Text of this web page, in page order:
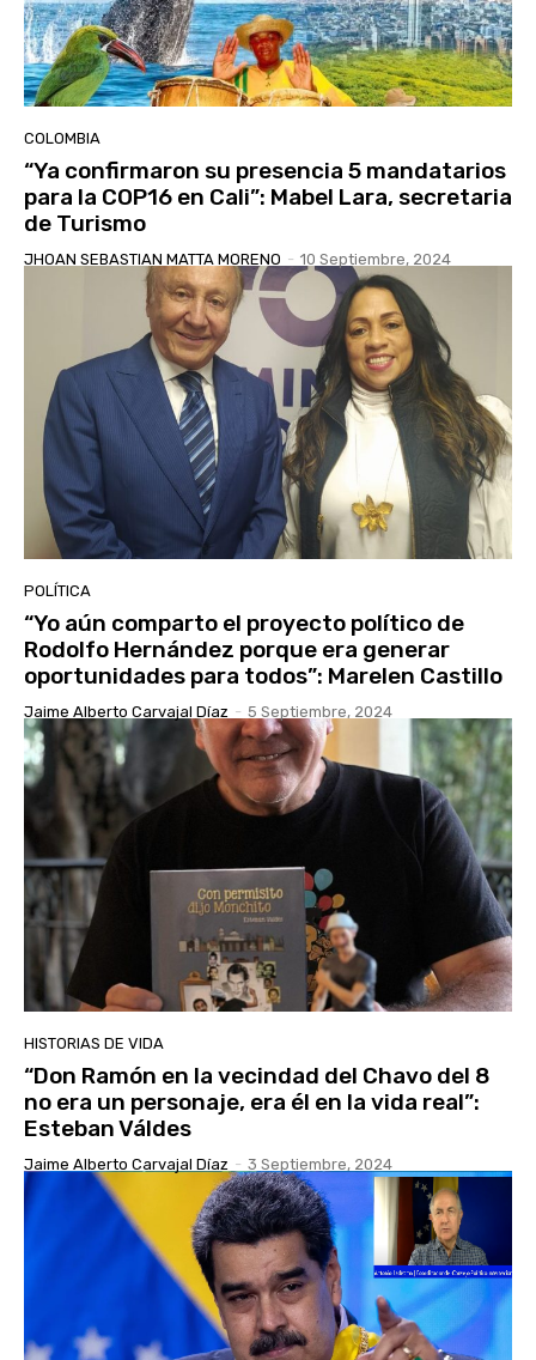
COLOMBIA
“Ya confirmaron su presencia 5 mandatarios
para la COP16 en Cali”: Mabel Lara, secretaria
de Turismo
JHOAN SEBASTIAN MATTA MORENO - 10 Septiembre, 2024
POLÍTICA
“Yo aún comparto el proyecto político de
Rodolfo Hernández porque era generar
oportunidades para todos”: Marelen Castillo
Jaime Alberto Carvajal Díaz - 5 Septiembre, 2024
HISTORIAS DE VIDA
“Don Ramón en la vecindad del Chavo del 8
no era un personaje, era él en la vida real”:
Esteban Váldes
Jaime Alberto Carvajal Díaz - 3 Septiembre, 2024